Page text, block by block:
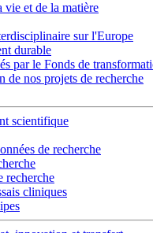
vie et de la matière
sur l'Europe
durable
par le Fonds de
de nos projets de recherche
scientifique
de recherche
recherche
cliniques